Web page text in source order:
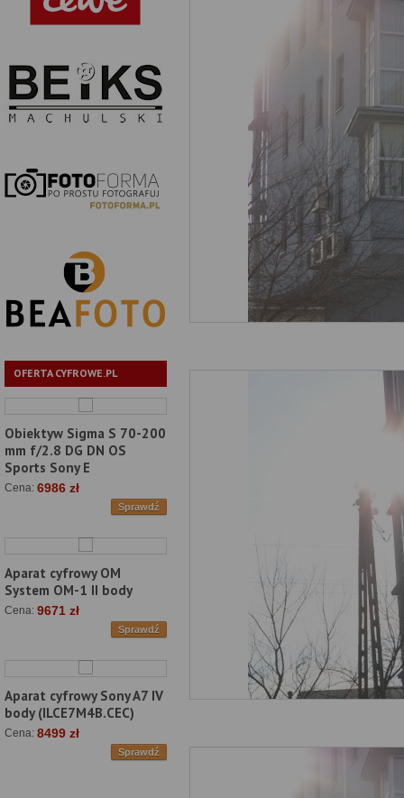
OFERTA CYFROWE.PL
Obiektyw Sigma S 70-200
mm f/2.8 DG DN OS
Sports Sony E
Cena: 6986 zł
Sprawdź
Aparat cyfrowy OM
System OM-1 II body
Cena: 9671 zł
Sprawdź
Aparat cyfrowy Sony A7 IV
body (ILCE7M4B.CEC)
Cena: 8499 zł
Sprawdź